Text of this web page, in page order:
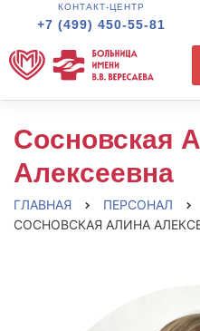
КОНТАКТ-ЦЕНТР
+7 (499) 450-55-81
Сосновская
Алексеевна
ГЛАВНАЯ
ПЕРСОНАЛ
СОСНОВСКАЯ АЛИНА